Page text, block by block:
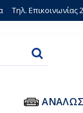
Τηλ. Επικοινωνίας